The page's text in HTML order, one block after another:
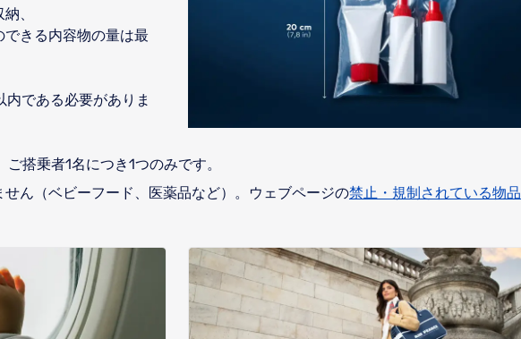
、
できる内容物の量は最
である必要がありま
搭乗者1名につき1つのみです。
ん（ベビーフード、医薬品など）。ウェブページの禁止・規制されている物品